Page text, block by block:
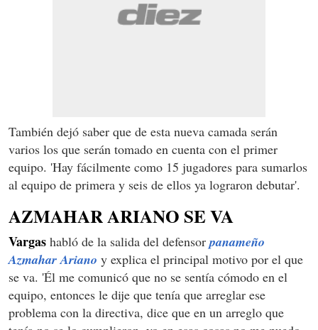
También dejó saber que de esta nueva camada serán
varios los que serán tomado en cuenta con el primer
equipo. 'Hay fácilmente como 15 jugadores para sumarlos
al equipo de primera y seis de ellos ya lograron debutar'.
AZMAHAR ARIANO SE VA
Vargas habló de la salida del defensorpanameño
Azmahar Ariano y explica el principal motivo por el que
se va. 'Él me comunicó que no se sentía cómodo en el
equipo, entonces le dije que tenía que arreglar ese
problema con la directiva, dice que en un arreglo que